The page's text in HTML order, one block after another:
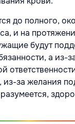
до полного,
и на
будут
а из-
из-за желания